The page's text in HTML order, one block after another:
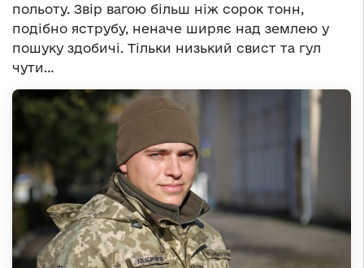
польоту. Звір вагою більш ніж сорок тонн,
подібно яструбу, неначе ширяє над землею у
пошуку здобичі. Тільки низький свист та гул
чути…